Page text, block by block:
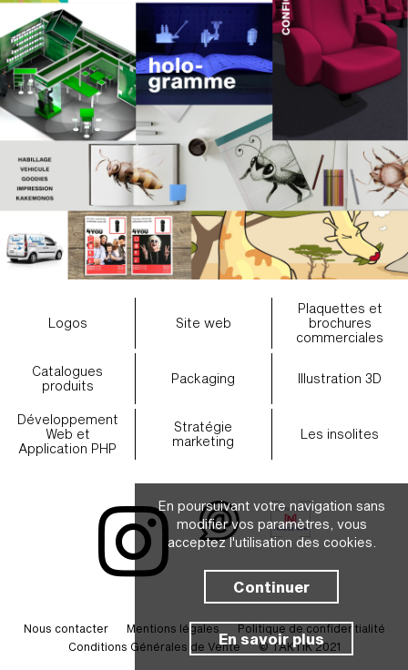
Logos Site web
Plaquettes et
brochures
commerciales
Catalogues
produits
Packaging Illustration 3D
Développement
Web et
Application PHP
Stratégie
marketing
Les insolites
Nous contacter Mentions légales
Politique de confidentialité
Conditions Générales de Vente
© TAKTIK 2021
En poursuivant votre navigation sans
modifier vos paramètres, vous
acceptez l'utilisation des cookies.
Continuer
En savoir plus